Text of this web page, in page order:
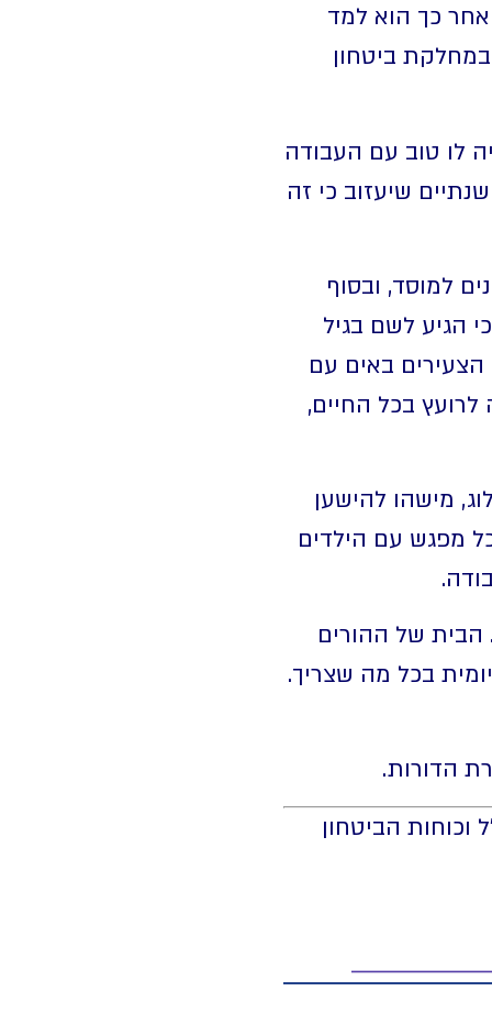
אחר כך הוא למד
ביטחון
לו טוב עם העבודה
שיעזוב כי זה
למוסד, ובסוף
הגיע לשם בגיל
באים עם
לרועץ בכל החיים,
מישהו להישען
מפגש עם הילדים
הבית של ההורים
בכל מה שצריך.
הדורות.
הביטחון